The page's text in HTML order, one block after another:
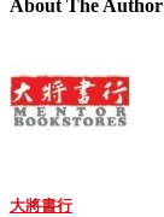
About The Author
大將書行